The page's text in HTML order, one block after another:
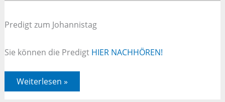
Predigt zum Johannistag
Sie können die Predigt HIER NACHHÖREN!
Apostelgeschichte
19,1-
Weiterlesen »